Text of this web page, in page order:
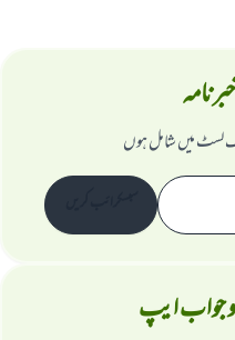
لسٹ میں شامل ہوں
جواب ایپ